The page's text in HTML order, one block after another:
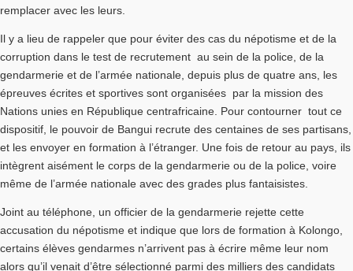
remplacer avec les leurs.
Il y a lieu de rappeler que pour éviter des cas du népotisme et de la
corruption dans le test de recrutement au sein de la police, de la
gendarmerie et de l’armée nationale, depuis plus de quatre ans, les
épreuves écrites et sportives sont organisées par la mission des
Nations unies en République centrafricaine. Pour contourner tout ce
dispositif, le pouvoir de Bangui recrute des centaines de ses partisans,
et les envoyer en formation à l’étranger. Une fois de retour au pays, ils
intègrent aisément le corps de la gendarmerie ou de la police, voire
même de l’armée nationale avec des grades plus fantaisistes.
Joint au téléphone, un officier de la gendarmerie rejette cette
accusation du népotisme et indique que lors de formation à Kolongo,
certains élèves gendarmes n’arrivent pas à écrire même leur nom
alors qu’il venait d’être sélectionné parmi des milliers des candidats